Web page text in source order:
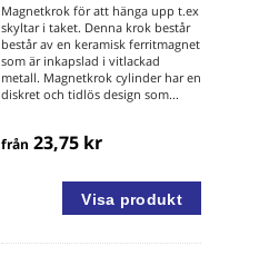
Magnetkrok för att hänga upp t.ex
skyltar i taket. Denna krok består
består av en keramisk ferritmagnet
som är inkapslad i vitlackad
metall. Magnetkrok cylinder har en
diskret och tidlös design som...
från 23,75 kr